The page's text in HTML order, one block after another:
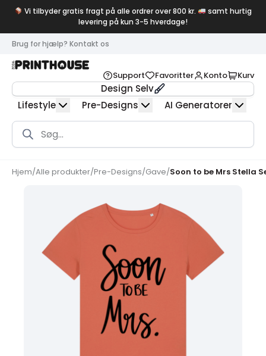
Vi tilbyder gratis fragt på alle ordrer over 800 kr.
samt hurtig
levering på kun 3-5 hverdage!
Brug for hjælp? Kontakt os
Support Favoritter Konto Kurv
Design Selv
Lifestyle
Pre-Designs AI Generatorer
Products
search
Hjem/Alle produkter/Pre-Designs/Gave/Soon to be Mrs Stella